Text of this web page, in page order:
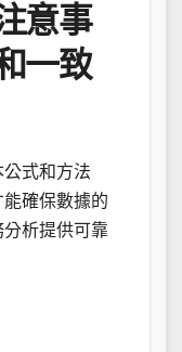
意事
一致
式和方法
確保數據的
析提供可靠